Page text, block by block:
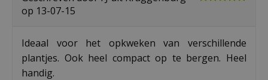
op 13-07-15
Ideaal voor het opkweken van verschillende
plantjes. Ook heel compact op te bergen. Heel
handig.